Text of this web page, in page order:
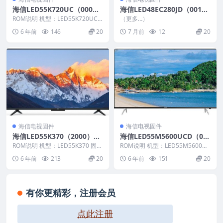
海信LED55K720UC（000
0）BOM1官方原厂USB刷机
电视固件包
ROM说明 机型：LED55K720UC
固件版本：（0000） BOM：2
内...6 年前 146 20
海信LED48EC280JD（001
2）BOM3_C005_20160103_
U盘刷机固件
（更多…）
7 月前
12 20
海信电视固件
海信LED55K370（2000）B
OM4官方原厂USB刷机电视
固件包
ROM说明 机型：LED55K370 固件
版本：（2000） BOM：4 海信L...
6 年前 213 20
海信电视固件
海信LED55M5600UCD（00
00）BOM1_C002_20160929
官方原厂USB刷机电视固件包
ROM说明 机型：LED55M5600UC
D 固件版本：（0000） BOM：
1... 6 年前 151 20
有你更精彩，注册会员
点此注册